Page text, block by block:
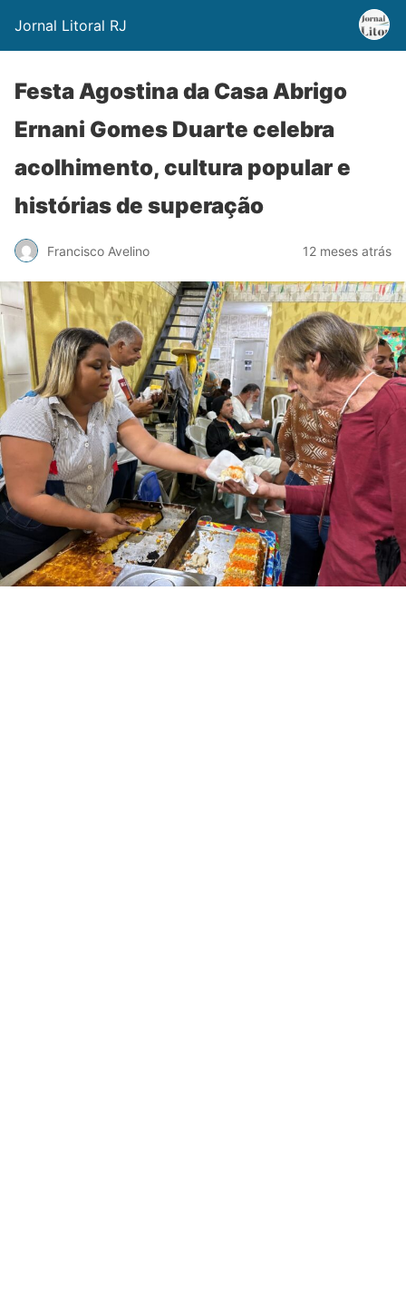
Jornal Litoral RJ
Festa Agostina da Casa Abrigo
Ernani Gomes Duarte celebra
acolhimento, cultura popular e
histórias de superação
Francisco Avelino 12 meses atrás